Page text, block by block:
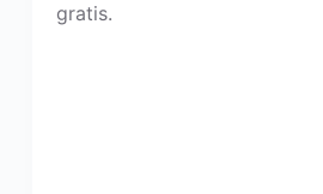
gratis.